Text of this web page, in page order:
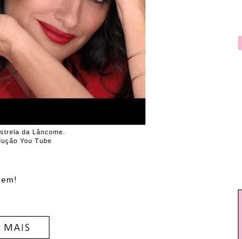
da Lâncome.
You Tube